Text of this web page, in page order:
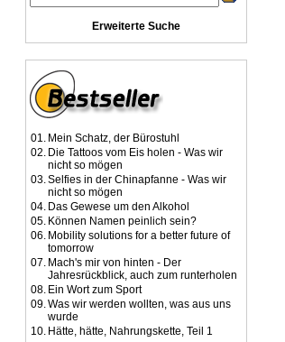
Erweiterte Suche
01. Mein Schatz, der Bürostuhl
02. Die Tattoos vom Eis holen - Was wir
nicht so mögen
03.Selfies in der Chinapfanne - Was wir
nicht so mögen
04. Das Gewese um den Alkohol
05. Können Namen peinlich sein?
06. Mobility solutions for a better future of
tomorrow
07. Mach's mir von hinten - Der
Jahresrückblick, auch zum runterholen
08. Ein Wort zum Sport
09.Was wir werden wollten, was aus uns
wurde
10. Hätte, hätte, Nahrungskette, Teil 1